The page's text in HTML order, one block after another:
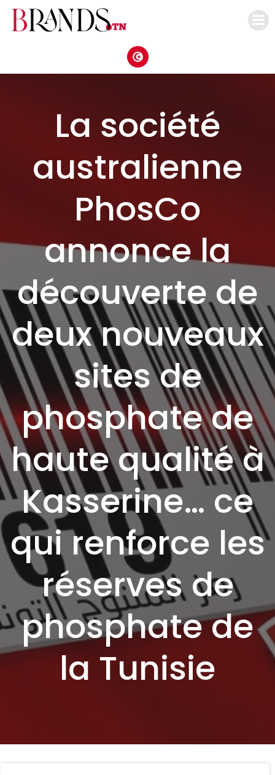
La société
australienne
PhosCo
annonce la
découverte de
deux nouveaux
sites de
phosphate de
haute qualité à
Kasserine… ce
qui renforce les
réserves de
phosphate de
la Tunisie